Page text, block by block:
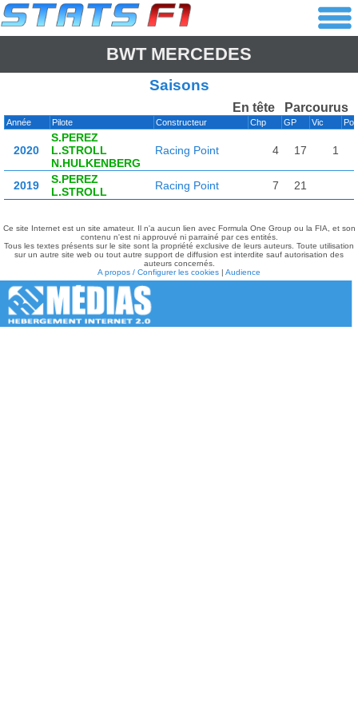
BWT MERCEDES
Saisons
En tête Parcourus
Année Pilote Constructeur Chp GP Vic
2020
S.PEREZ
L.STROLL
N.HULKENBERG
Racing Point 4 17 1
2019
S.PEREZ
L.STROLL
Racing Point 7 21
Ce site Internet est un site amateur. Il n'a aucun lien avec Formula One Group ou la FIA, et son
contenu n'est ni approuvé ni parrainé par ces entités.
Tous les textes présents sur le site sont la propriété exclusive de leurs auteurs. Toute utilisation
sur un autre site web ou tout autre support de diffusion est interdite sauf autorisation des
auteurs concernés.
A propos / Configurer les cookies | Audience